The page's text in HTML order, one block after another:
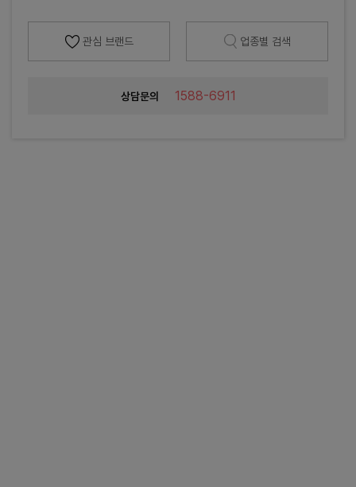
관심 브랜드 업종별 검색
상담문의 1588-6911